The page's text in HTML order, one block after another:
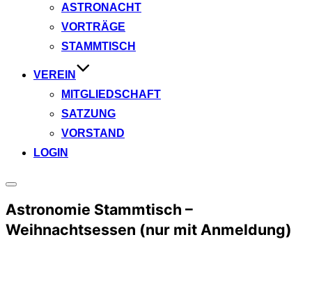
ASTRONACHT
VORTRÄGE
STAMMTISCH
VEREIN
MITGLIEDSCHAFT
SATZUNG
VORSTAND
LOGIN
Seitenleiste
Navigation
umschalten
Astronomie Stammtisch –
Weihnachtsessen (nur mit Anmeldung)